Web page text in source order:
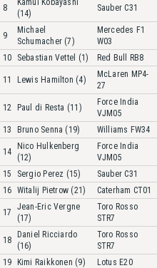
8
Kamui Kobayashi
(14)
Sauber C31
9
Michael
Schumacher (7)
Mercedes F1
W03
10 Sebastian Vettel (1) Red Bull RB8
11 Lewis Hamilton (4)
McLaren MP4-
27
12 Paul di Resta (11)
Force India
VJM05
13 Bruno Senna (19) Williams FW34
14
Nico Hulkenberg
(12)
Force India
VJM05
15 Sergio Perez (15) Sauber C31
16 Witalij Pietrow (21) Caterham CT01
17
Jean-Eric Vergne
(17)
Toro Rosso
STR7
18
Daniel Ricciardo
(16)
Toro Rosso
STR7
19 Kimi Raikkonen (9) Lotus E20